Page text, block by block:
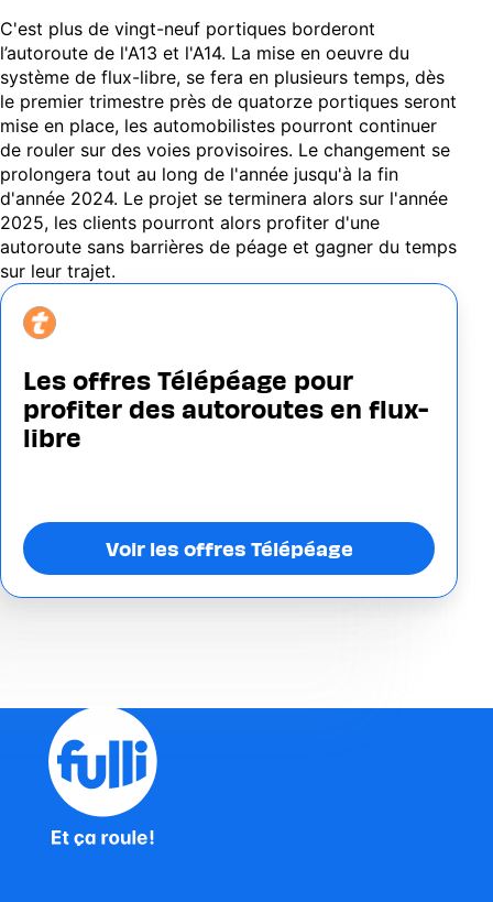
C'est plus de vingt-neuf portiques borderont
l’autoroute de l'A13 et l'A14. La mise en oeuvre du
système de flux-libre, se fera en plusieurs temps, dès
le premier trimestre près de quatorze portiques seront
mise en place, les automobilistes pourront continuer
de rouler sur des voies provisoires. Le changement se
prolongera tout au long de l'année jusqu'à la fin
d'année 2024. Le projet se terminera alors sur l'année
2025, les clients pourront alors profiter d'une
autoroute sans barrières de péage et gagner du temps
sur leur trajet.
Image
Les offres Télépéage pour
profiter des autoroutes en flux-
libre
Voir les offres Télépéage